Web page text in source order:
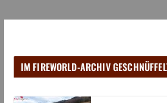
IM FIREWORLD-ARCHIV